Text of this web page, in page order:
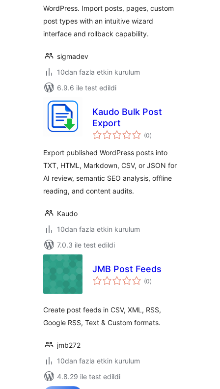
WordPress. Import posts, pages, custom
post types with an intuitive wizard
interface and rollback capability.
sigmadev
10dan fazla etkin kurulum
6.9.6 ile test edildi
Kaudo Bulk Post
Export
(0toplam
puan
)
Export published WordPress posts into
TXT, HTML, Markdown, CSV, or JSON for
AI review, semantic SEO analysis, offline
reading, and content audits.
Kaudo
10dan fazla etkin kurulum
7.0.3 ile test edildi
JMB Post Feeds
(0toplam
puan
)
Create post feeds in CSV, XML, RSS,
Google RSS, Text & Custom formats.
jmb272
10dan fazla etkin kurulum
4.8.29 ile test edildi